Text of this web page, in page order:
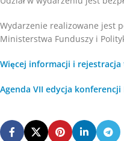
Wydarzenie realizowane jest
Ministerstwa Funduszy i
Więcej informacji i
Agenda VII edycja konferencji